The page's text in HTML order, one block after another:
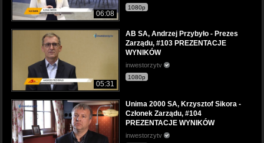
06:08
1080p
05:31
AB SA, Andrzej Przybyło - Prezes
Zarządu, #103 PREZENTACJE
WYNIKÓW
inwestorzytv
1080p
Unima 2000 SA, Krzysztof Sikora -
Członek Zarządu, #104
PREZENTACJE WYNIKÓW
inwestorzytv